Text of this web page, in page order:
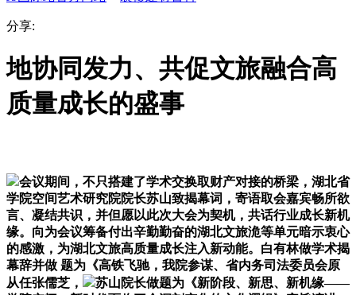
分享:
地协同发力、共促文旅融合高
质量成长的盛事
会议期间，不只搭建了学术交换取财产对接的桥梁，湖北省
学院空间艺术研究院院长苏山致揭幕词，寄语取会嘉宾畅所欲
言、凝结共识，并但愿以此次大会为契机，共话行业成长新机
缘。向为会议筹备付出辛勤勤奋的湖北文旅洈等单元暗示衷心
的感激，为湖北文旅高质量成长注入新动能。白有林做学术揭
幕辞并做 题为《高铁飞驰，我院参谋、省内务司法委员会原
从任张儒芝，
苏山院长做题为《新阶段、新思、新机缘——